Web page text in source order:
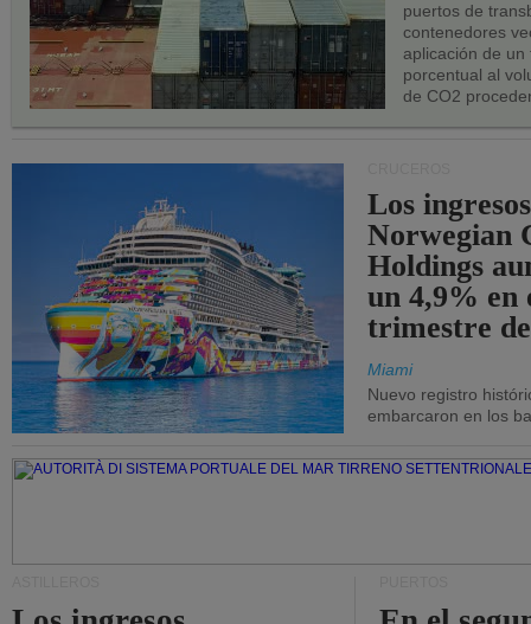
puertos de
contenedores
aplicación de
porcentual al
de CO2
Los
Norwegian
Holdings
un 4,9% en
trimestre
Miami
Nuevo registro
embarcaron en los